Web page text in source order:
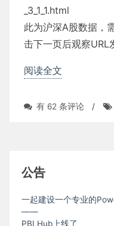
_3_1_1.html
此为沪深A股数据，
击下一页后观察URL
阅读全文
Power
例
有 62 条评论 /
公告
一起建设一个专业的
——
PBI Hub上线了